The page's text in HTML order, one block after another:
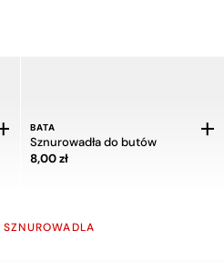
BATA
Sznurowadła do butów
Cena 8,00 zł
8,00 zł
SZNUROWADLA